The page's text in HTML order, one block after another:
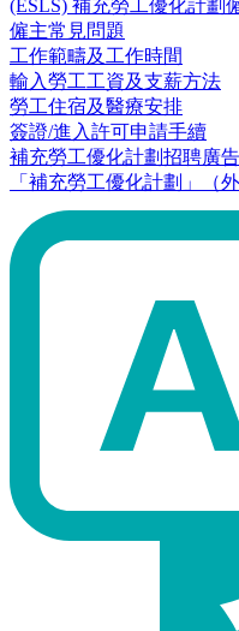
(ESLS) 補充勞工優化計劃
僱主常見問題
工作範疇及工作時間
輸入勞工工資及支薪方法
勞工住宿及醫療安排
簽證/進入許可申請手續
補充勞工優化計劃招聘廣
「補充勞工優化計劃」（